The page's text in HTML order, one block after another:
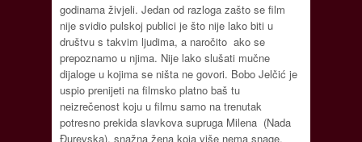
godinama živjeli. Jedan od razloga zašto se film
nije svidio pulskoj publici je što nije lako biti u
društvu s takvim ljudima, a naročito ako se
prepoznamo u njima. Nije lako slušati mučne
dijaloge u kojima se ništa ne govori. Bobo Jelčić je
uspio prenijeti na filmsko platno baš tu
neizrečenost koju u filmu samo na trenutak
potresno prekida slavkova supruga Milena (Nada
Đurevska), snažna žena koja više nema snage.